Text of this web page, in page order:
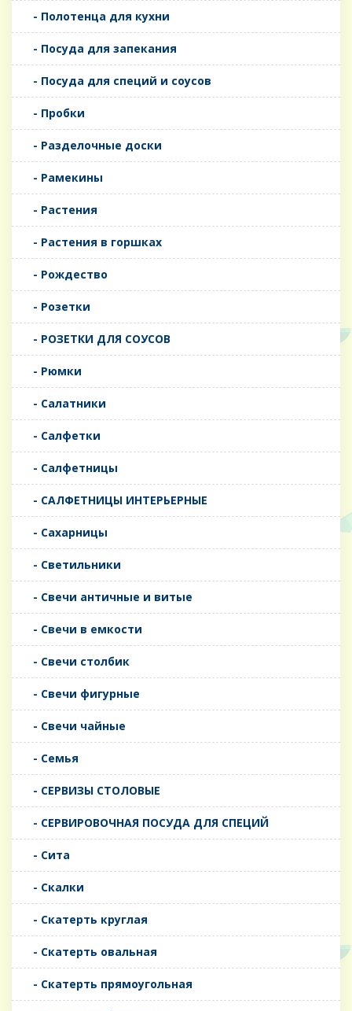
- Полотенца для кухни
- Посуда для запекания
- Посуда для специй и соусов
- Пробки
- Разделочные доски
- Рамекины
- Растения
- Растения в горшках
- Рождество
- Розетки
- РОЗЕТКИ ДЛЯ СОУСОВ
- Рюмки
- Салатники
- Салфетки
- Салфетницы
- САЛФЕТНИЦЫ ИНТЕРЬЕРНЫЕ
- Сахарницы
- Светильники
- Свечи античные и витые
- Свечи в емкости
- Свечи столбик
- Свечи фигурные
- Свечи чайные
- Семья
- СЕРВИЗЫ СТОЛОВЫЕ
- СЕРВИРОВОЧНАЯ ПОСУДА ДЛЯ СПЕЦИЙ
- Сита
- Скалки
- Скатерть круглая
- Скатерть овальная
- Скатерть прямоугольная